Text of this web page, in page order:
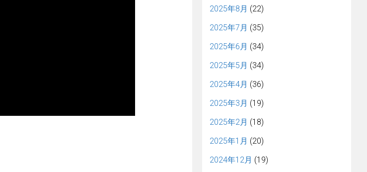
2025年8月 (22)
2025年7月 (35)
2025年6月 (34)
2025年5月 (34)
2025年4月 (36)
2025年3月 (19)
2025年2月 (18)
2025年1月 (20)
2024年12月 (19)